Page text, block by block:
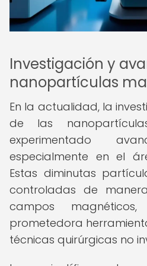
Investigación y
nanopartículas
En la actualidad, la
de las
experimentado
especialmente en el
Estas diminutas
controladas de
campos
prometedora
técnicas quirúrgicas no